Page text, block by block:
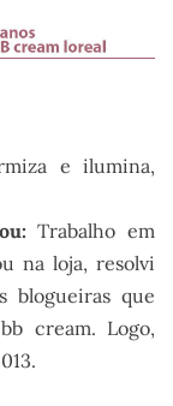
e ilumina,
Trabalho em
na loja, resolvi
blogueiras que
cream. Logo,